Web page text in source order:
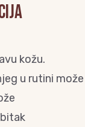
kožu.
u rutini može